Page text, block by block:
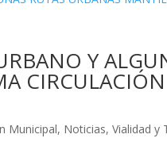
Y
Municipal, Noticias,Vialidad y